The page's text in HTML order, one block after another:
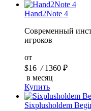
Hand2Note 4
Современный
игроков
от
$16 /1360 ₽
в месяц
Купить
Sixplusholdem